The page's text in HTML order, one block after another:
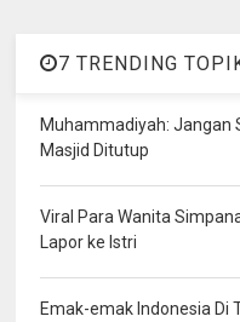
7 TRENDING
Muhammadiyah: Jangan
Masjid Ditutup
Viral Para Wanita
Lapor ke Istri
Emak-emak Indonesia Di